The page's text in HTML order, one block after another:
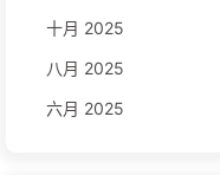
十月 2025
八月 2025
六月 2025